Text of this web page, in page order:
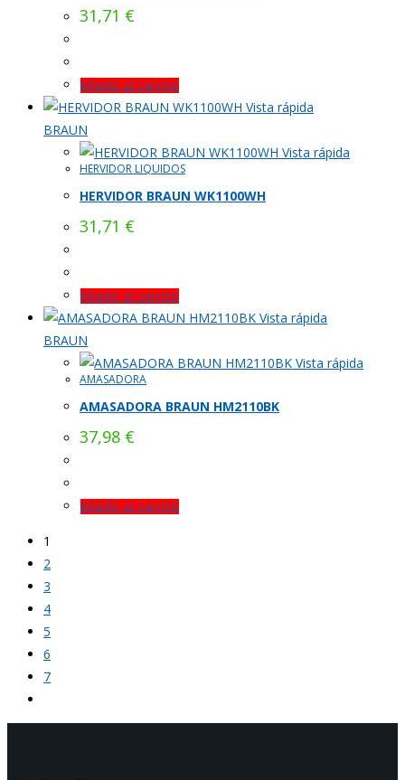
31,71 €
Añadir al carrito
Vista rápida
BRAUN
Vista rápida
HERVIDOR LIQUIDOS
HERVIDOR BRAUN WK1100WH
31,71 €
Añadir al carrito
Vista rápida
BRAUN
Vista rápida
AMASADORA
AMASADORA BRAUN HM2110BK
37,98 €
Añadir al carrito
1
2
3
4
5
6
7